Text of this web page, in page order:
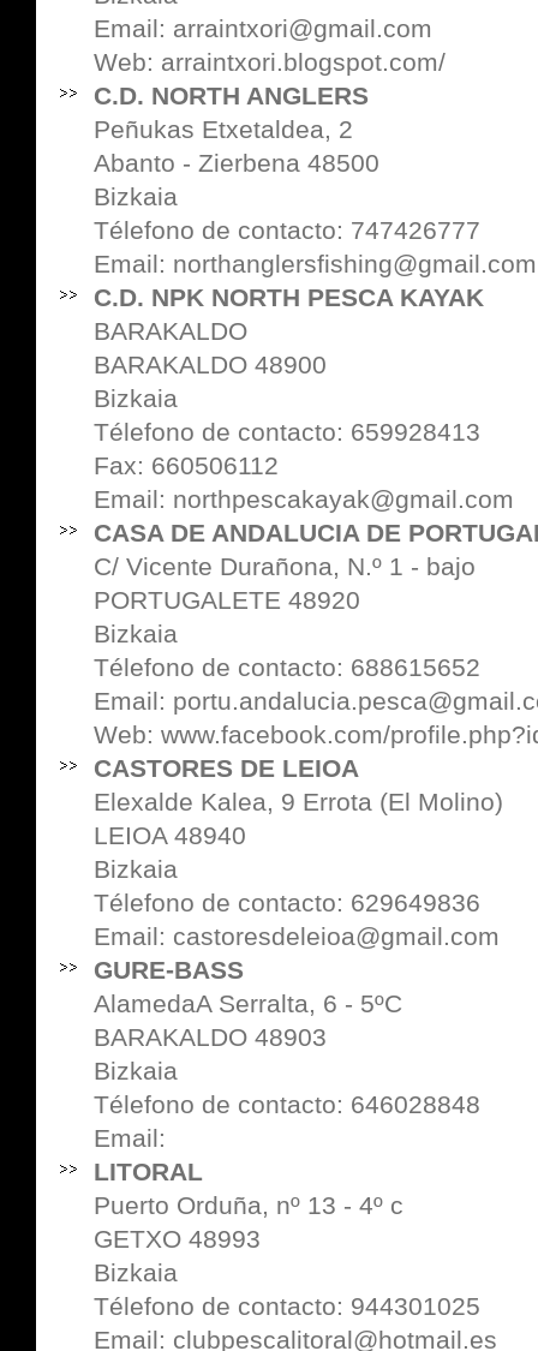
Email: arraintxori@gmail.com
Web: arraintxori.blogspot.com/
C.D. NORTH ANGLERS
Peñukas Etxetaldea, 2
Abanto - Zierbena 48500
Bizkaia
Télefono de contacto: 747426777
Email: northanglersfishing@gmail.com
C.D. NPK NORTH PESCA KAYAK
BARAKALDO
BARAKALDO 48900
Bizkaia
Télefono de contacto: 659928413
Fax: 660506112
Email: northpescakayak@gmail.com
CASA DE ANDALUCIA DE
C/ Vicente Durañona, N.º 1 - bajo
PORTUGALETE 48920
Bizkaia
Télefono de contacto: 688615652
Email:
Web: www.facebook.com/
CASTORES DE LEIOA
Elexalde Kalea, 9 Errota (El Molino)
LEIOA 48940
Bizkaia
Télefono de contacto: 629649836
Email: castoresdeleioa@gmail.com
GURE-BASS
AlamedaA Serralta, 6 - 5ºC
BARAKALDO 48903
Bizkaia
Télefono de contacto: 646028848
Email:
LITORAL
Puerto Orduña, nº 13 - 4º c
GETXO 48993
Bizkaia
Télefono de contacto: 944301025
Email: clubpescalitoral@hotmail.es